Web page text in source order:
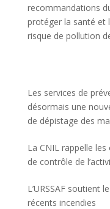
recommandations
protéger la santé et
risque de pollution
Les services de
désormais une
de dépistage des
La CNIL rappelle
de contrôle de
L’URSSAF soutient
récents incendies